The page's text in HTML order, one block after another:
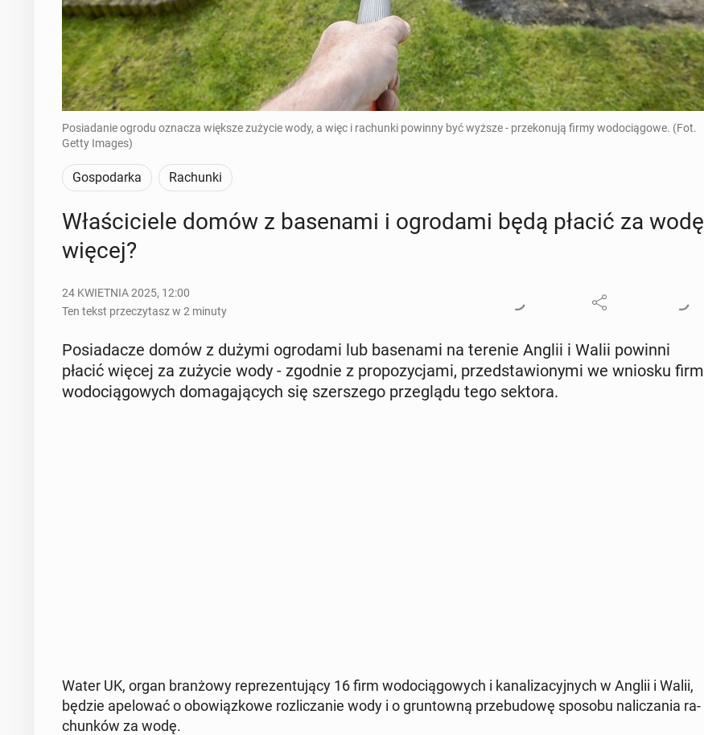
Posiadanie ogrodu oznacza większe zużycie wody, a więc i rachunki powinny być wyższe - przekonują firmy wodociągowe. (Fot.
Getty Images)
Gospodarka Rachunki
Wła­ści­cie­le domów z ba­se­na­mi i ogro­da­mi będą płacić za wodę
więcej?
24 KWIETNIA 2025, 12:00
Ten tekst przeczytasz w 2 minuty
Po­sia­da­cze domów z dużymi ogro­da­mi lub ba­se­na­mi na terenie Anglii i Walii powinni
płacić więcej za zużycie wody - zgodnie z pro­po­zy­cja­mi, przed­sta­wio­ny­mi we wniosku firm
wo­do­cią­go­wych do­ma­ga­ją­cych się szer­sze­go prze­glą­du tego sektora.
Water UK, organ bran­żo­wy re­pre­zen­tu­ją­cy 16 firm wo­do­cią­go­wych i ka­na­li­za­cyj­nych w Anglii i Walii,
będzie ape­lo­wać o obo­wiąz­ko­we roz­li­cza­nie wody i o grun­tow­ną prze­bu­do­wę sposobu na­li­cza­nia ra­
chun­ków za wodę.